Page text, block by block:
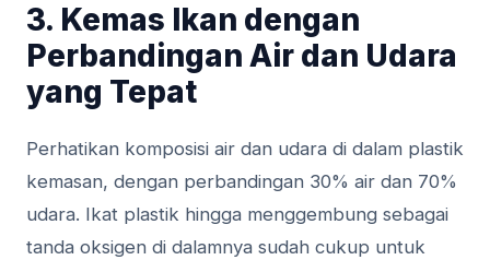
3. Kemas Ikan dengan
Perbandingan Air dan Udara
yang Tepat
Perhatikan komposisi air dan udara di dalam plastik
kemasan, dengan perbandingan 30% air dan 70%
udara. Ikat plastik hingga menggembung sebagai
tanda oksigen di dalamnya sudah cukup untuk